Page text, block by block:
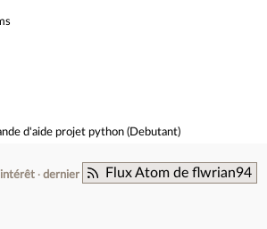
d'aide projet python (Debutant)
Flux Atom de flwrian94
intérêt
dernier